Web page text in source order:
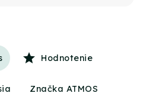
Hodnotenie
Značka ATMOS